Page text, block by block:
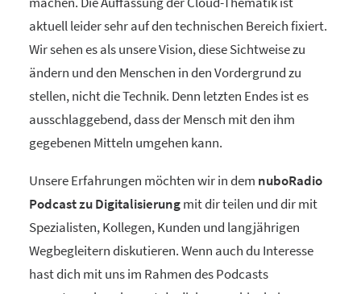
aktuell leider sehr auf den technischen Bereich fixiert.
Wir sehen es als unsere Vision, diese Sichtweise zu
ändern und den Menschen in den Vordergrund zu
stellen, nicht die Technik. Denn letzten Endes ist es
ausschlaggebend, dass der Mensch mit den ihm
gegebenen Mitteln umgehen kann.
Unsere Erfahrungen möchten wir in dem nuboRadio
Podcast zu Digitalisierungmit dir teilen und dir mit
Spezialisten, Kollegen, Kunden und langjährigen
Wegbegleitern diskutieren. Wenn auch du Interesse
hast dich mit uns im Rahmen des Podcasts